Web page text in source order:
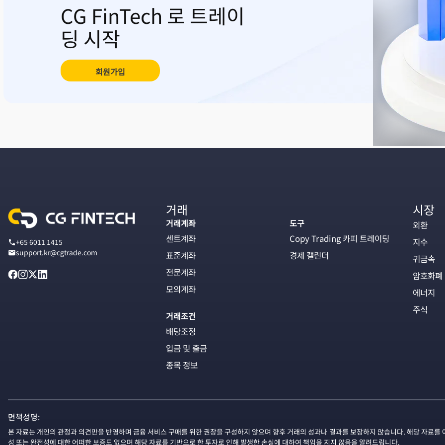
CG FinTech 로 트레이
딩 시작
회원가입
+65 6011 1415
support.kr@cgtrade.com
거래
거래계좌
센트계좌
표준계좌
전문계좌
모의계좌
거래조건
배당조정
입금 및 출금
종목 정보
도구
Copy Trading 카피 트레이딩
경제 캘린더
시장
외환
지수
귀금속
암호화폐
에너지
주식
면책성명:
본 자료는 개인의 관정과 의견만을 반영하며 금융 서비스 구매를 위한 권장을 구성하지 않으며 향후 거래의 성과나 결과를 보장하지 않습니다. 해당 자료
성 또는 완전성에 대한 어떠한 보증도 없으며 해당 자료를 기반으로 한 투자로 인해 발생한 손실에 대하여 책임을 지지 않음을 알려드립니다.